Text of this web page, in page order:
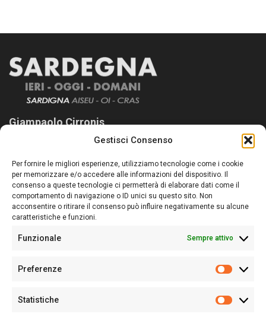
Gestisci Consenso
Per fornire le migliori esperienze, utilizziamo tecnologie come i cookie
per memorizzare e/o accedere alle informazioni del dispositivo. Il
consenso a queste tecnologie ci permetterà di elaborare dati come il
comportamento di navigazione o ID unici su questo sito. Non
acconsentire o ritirare il consenso può influire negativamente su alcune
caratteristiche e funzioni.
Funzionale Sempre attivo
Preferenze
Statistiche
Giampaolo Cirronis
Sardegna Ieri-Oggi-Domani nasce per informare “liberamente” i
lettori su quanto accade in Sardegna, con un occhio rivolto al
nostro passato e, soprattutto, al nostro futuro
Follow Us
Sede:Via Cristoforo Colombo 09013 Carbonia
Partita IVA02270380922